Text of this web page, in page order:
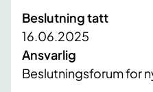
Beslutning tatt
16.06.2025
Ansvarlig
Beslutningsforum for